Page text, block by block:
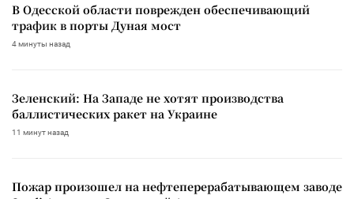
В Одесской области поврежден обеспечивающий
трафик в порты Дуная мост
4 минуты назад
Зеленский: На Западе не хотят производства
баллистических ракет на Украине
11 минут назад
Пожар произошел на нефтеперерабатывающем заводе